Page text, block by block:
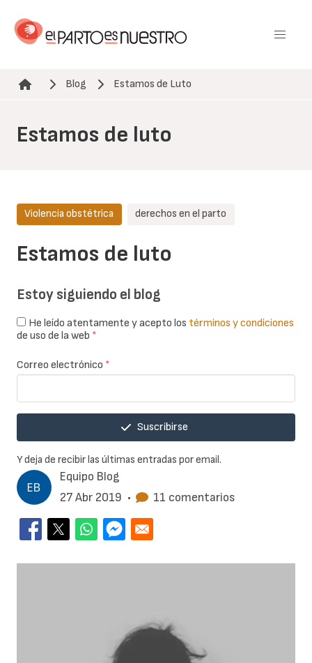
contenido
Ruta de navegación
Blog Estamos de Luto
Estamos de luto
Equipo Blog
27 Abr 2019 • 11 comentarios
Estamos de luto
Violencia obstétrica derechos en el parto
Estoy siguiendo el blog
He leído atentamente y acepto los términos y condiciones
de uso de la web *
Correo electrónico *
Suscribirse
Y deja de recibir las últimas entradas por email.